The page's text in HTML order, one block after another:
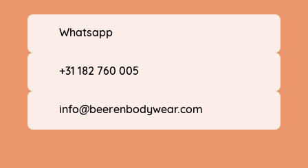
Whatsapp
+31 182 760 005
info@beerenbodywear.com